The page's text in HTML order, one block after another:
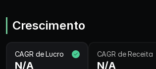
Crescimento
CAGR de Lucro
N/A
CAGR de Receita
N/A